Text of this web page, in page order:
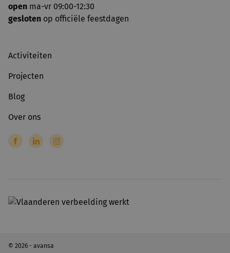
open ma-vr 09:00-12:30
gesloten op officiële feestdagen
Activiteiten
Projecten
Blog
Over ons
© 2026 - avansa